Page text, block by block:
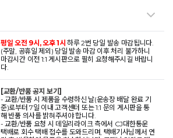
평일 오전 9시, 오후 1시하루 2번 당일 발송 마감됩니다.
(주말, 공휴일 제외) 당일 발송 마감 이후 처리 불가하니
마감시간 이전 1:1 게시판으로 필히 요청해주시길 바랍니
다.
[교환/반품 공지 보기]
- 교환/반품 시 제품을 수령하신 날(운송장 배달 완료 기
준)로부터 7일 이내 고객센터 또는 1:1 문의 게시판을 통
해 반품 의사를 밝혀주셔야 합니다.
- 교환/반품 요청 시 데일리라이크 측에서 CJ대한통운
택배로 회수 택배 접수를 도와드리며, 택배기사님께서 연